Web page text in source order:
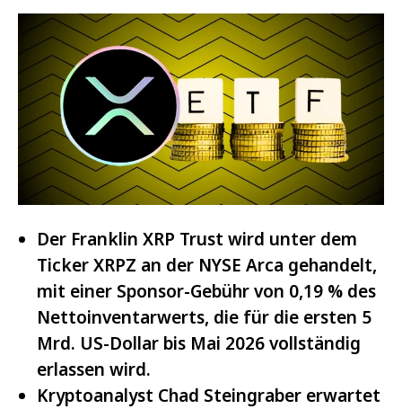
Der Franklin XRP Trust wird unter dem
Ticker XRPZ an der NYSE Arca gehandelt,
mit einer Sponsor-Gebühr von 0,19 % des
Nettoinventarwerts, die für die ersten 5
Mrd. US-Dollar bis Mai 2026 vollständig
erlassen wird.
Kryptoanalyst Chad Steingraber erwartet